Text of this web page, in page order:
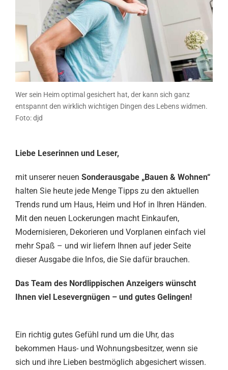
Wer sein Heim optimal gesichert hat, der kann sich ganz
entspannt den wirklich wichtigen Dingen des Lebens widmen.
Foto: djd
Liebe Leserinnen und Leser,
mit unserer neuen Sonderausgabe „Bauen & Wohnen“
halten Sie heute jede Menge Tipps zu den aktuellen
Trends rund um Haus, Heim und Hof in Ihren Händen.
Mit den neuen Lockerungen macht Einkaufen,
Modernisieren, Dekorieren und Vorplanen einfach viel
mehr Spaß – und wir liefern Ihnen auf jeder Seite
dieser Ausgabe die Infos, die Sie dafür brauchen.
Das Team des Nordlippischen Anzeigers wünscht
Ihnen viel Lesevergnügen – und gutes Gelingen!
Ein richtig gutes Gefühl rund um die Uhr, das
bekommen Haus- und Wohnungsbesitzer, wenn sie
sich und ihre Lieben bestmöglich abgesichert wissen.